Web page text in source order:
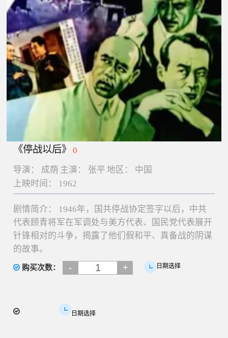
《停战以后》 0
导演： 成荫 主演： 张平 地区：
中国
上映时间：
1962
剧情简介：
1946年，国共停战协定签字以后，中共
代表顾青将军在军调处与美方代表、国民党代表展开
针锋相对的斗争，揭露了他们假和平、真备战的阴谋
的故事。
购买次数： - + 日期选择
日期选择